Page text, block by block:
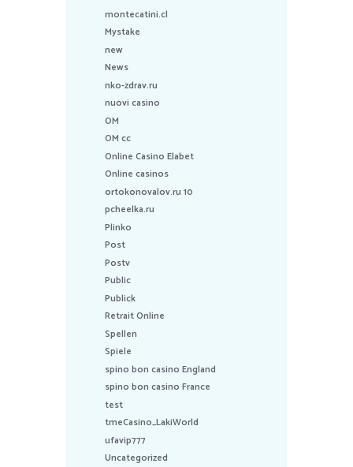
montecatini.cl
Mystake
new
News
nko-zdrav.ru
nuovi casino
OM
OM cc
Online Casino Elabet
Online casinos
ortokonovalov.ru 10
pcheelka.ru
Plinko
Post
Postv
Public
Publick
Retrait Online
Spellen
Spiele
spino bon casino England
spino bon casino France
test
tmeCasino_LakiWorld
ufavip777
Uncategorized